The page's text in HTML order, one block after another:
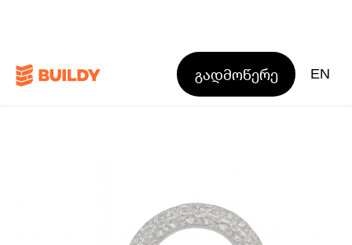
გადმოწერე EN